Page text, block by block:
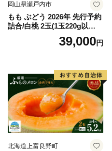
岡山県瀬戸内市
もも ぶどう 2026年 先行予約
詰合/白桃 2玉(1玉220g以
上)・シャインマスカット 晴
39,000円
北海道上富良野町